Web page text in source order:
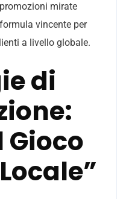
mirate
vincente per
a livello globale.
di
Gioco